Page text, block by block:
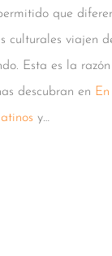
que
culturales viajen
Esta es la
descubran en
y…